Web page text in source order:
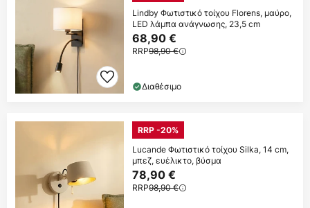
Lindby Φωτιστικό τοίχου Florens, μαύρο,
LED λάμπα ανάγνωσης, 23,5 cm
68,90 €
RRP98,90 €
Διαθέσιμο
RRP -20%
Lucande Φωτιστικό τοίχου Silka, 14 cm,
μπεζ, ευέλικτο, βύσμα
78,90 €
RRP98,90 €